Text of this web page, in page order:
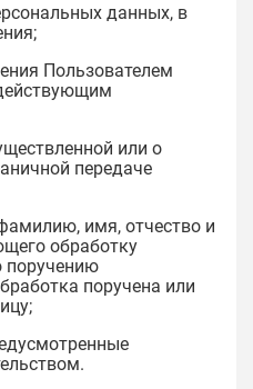
данных, в
Пользователем
или о
передаче
имя, отчество и
обработку
поручению
поручена или